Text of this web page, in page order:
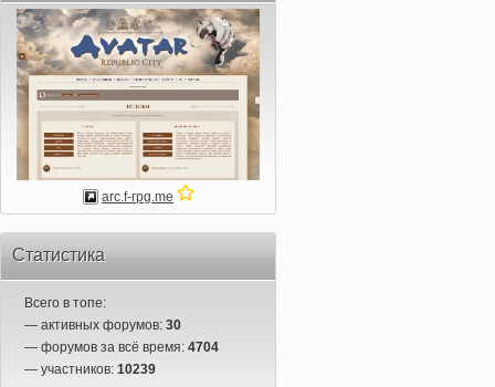
arc.f-rpg.me
Статистика
Всего в топе:
— активных форумов: 30
— форумов за всё время: 4704
— участников: 10239